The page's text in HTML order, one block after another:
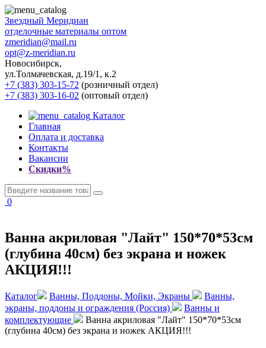
Звездный Меридиан
отделочные материалы оптом
zmeridian@mail.ru
opt@z-meridian.ru
Новосибирск,
ул.Толмачевская, д.19/1, к.2
+7 (383) 303-15-72 (розничный отдел)
+7 (383) 303-16-02 (оптовый отдел)
Каталог
Главная
Оплата и доставка
Контакты
Вакансии
Скидки%
0
Ванна акриловая "Лайт" 150*70*53см
(глубина 40см) без экрана и ножек
АКЦИЯ!!!
Каталог Ванны, Поддоны, Мойки, Экраны
Ванны,
экраны, поддоны и ограждения (Россия)
Ванны и
комплектующие
Ванна акриловая "Лайт" 150*70*53см
(глубина 40см) без экрана и ножек АКЦИЯ!!!